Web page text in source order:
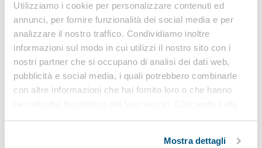
Utilizziamo i cookie per personalizzare contenuti ed
annunci, per fornire funzionalità dei social media e per
analizzare il nostro traffico. Condividiamo inoltre
informazioni sul modo in cui utilizzi il nostro sito con i
nostri partner che si occupano di analisi dei dati web,
pubblicità e social media, i quali potrebbero combinarle
con altre informazioni che hai fornito loro o che hanno
Mostra dettagli
Iscriviti alla nostra
Newsletter
Notizie, Modulistica e Linee Guida gratuite per
rimanere sempre aggiornato sulle novità legislative